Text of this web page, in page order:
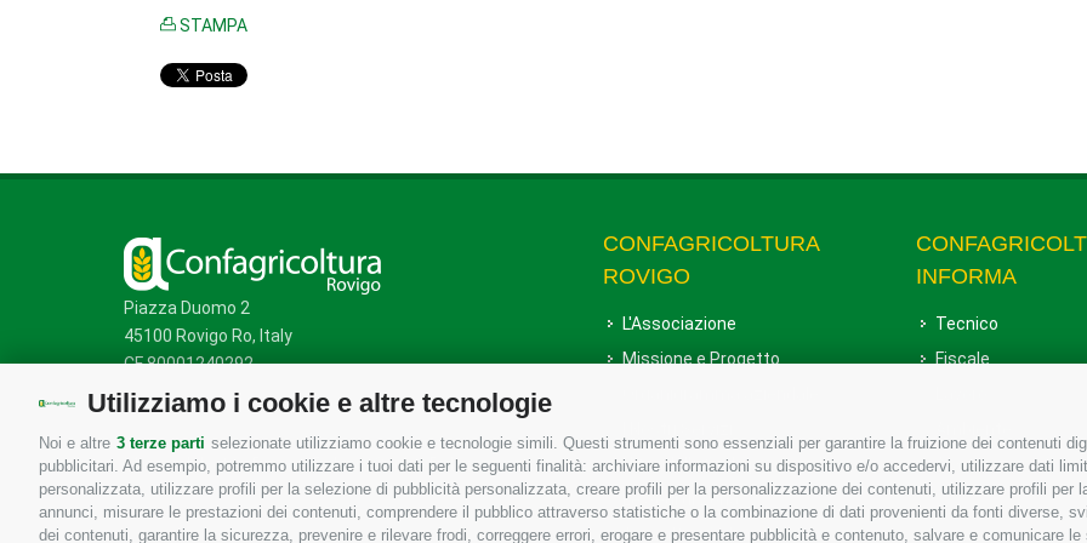
Utilizziamo i cookie e altre tecnologie
Noi e altre 3 terze parti selezionate utilizziamo cookie e tecnologie simili. Questi strumenti sono essenziali per garantire la fruizione dei contenuti
pubblicitari. Ad esempio, potremmo utilizzare i tuoi dati per le seguenti finalità: archiviare informazioni su dispositivo e/o accedervi, utilizzare dati
personalizzata, utilizzare profili per la selezione di pubblicità personalizzata, creare profili per la personalizzazione dei contenuti, utilizzare profili
annunci, misurare le prestazioni dei contenuti, comprendere il pubblico attraverso statistiche o la combinazione di dati provenienti da fonti diverse,
dei contenuti, garantire la sicurezza, prevenire e rilevare frodi, correggere errori, erogare e presentare pubblicità e contenuto, salvare e comunicare
STAMPA
Piazza Duomo 2
45100 Rovigo Ro, Italy
CF 80001240292
Mappa del sito/Privacy Policy /Cookie Policy
CONFAGRICOLTURA
ROVIGO
L'Associazione
Missione e Progetto
Uffici della Sede provinciale
Le Sedi di Zona
Agricoltori S.r.l.
INFORMA
Tecnico
Fiscale
Associazione